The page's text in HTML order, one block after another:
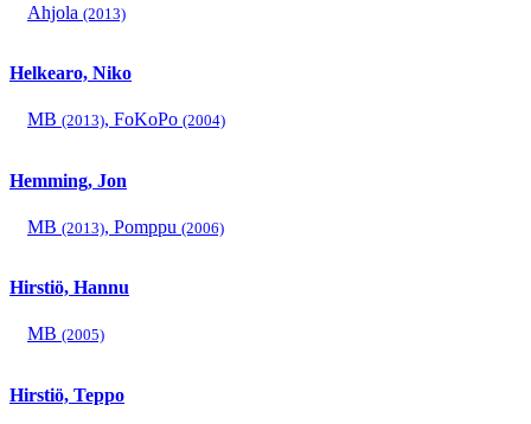
Ahjola (2013)
Helkearo, Niko
MB (2013), FoKoPo (2004)
Hemming, Jon
MB (2013), Pomppu (2006)
Hirstiö, Hannu
MB (2005)
Hirstiö, Teppo